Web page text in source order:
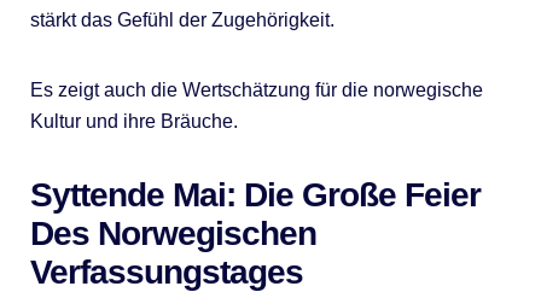
stärkt das Gefühl der Zugehörigkeit.
Es zeigt auch die Wertschätzung für die norwegische
Kultur und ihre Bräuche.
Syttende Mai: Die Große Feier
Des Norwegischen
Verfassungstages